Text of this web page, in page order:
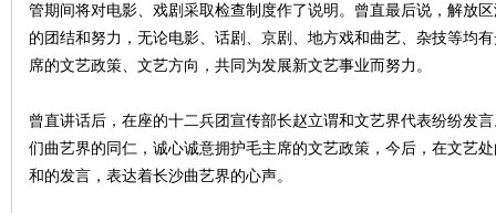
管期间将对电影、戏剧采取检查制度作了说明。曾直最后说，解放
的团结和努力，无论电影、话剧、京剧、地方戏和曲艺、杂技等均
席的文艺政策、文艺方向，共同为发展新文艺事业而努力。
曾直讲话后，在座的十二兵团宣传部长赵立谓和文艺界代表纷纷发
们曲艺界的同仁，诚心诚意拥护毛主席的文艺政策，今后，在文艺
和的发言，表达着长沙曲艺界的心声。